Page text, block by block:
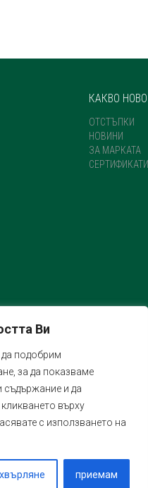
Ви
да подобрим
за да показваме
съдържание и да
върху
с използването на
приемам
КАКВО НОВО
ОТСТЪПКИ
НОВИНИ
ЗА МАРКАТА
СЕРТИФИКАТИ